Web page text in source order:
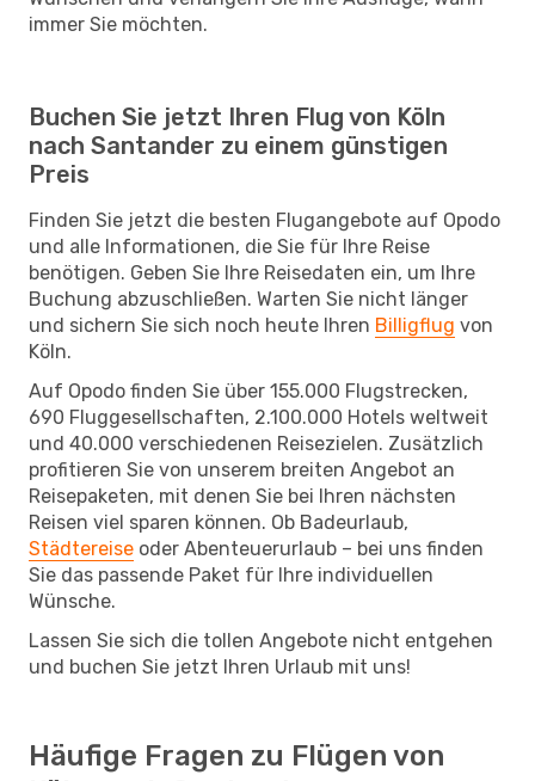
immer Sie möchten.
Buchen Sie jetzt Ihren Flug von Köln
nach Santander zu einem günstigen
Preis
Finden Sie jetzt die besten Flugangebote auf Opodo
und alle Informationen, die Sie für Ihre Reise
benötigen. Geben Sie Ihre Reisedaten ein, um Ihre
Buchung abzuschließen. Warten Sie nicht länger
und sichern Sie sich noch heute Ihren Billigflug von
Köln.
Auf Opodo finden Sie über 155.000 Flugstrecken,
690 Fluggesellschaften, 2.100.000 Hotels weltweit
und 40.000 verschiedenen Reisezielen. Zusätzlich
profitieren Sie von unserem breiten Angebot an
Reisepaketen, mit denen Sie bei Ihren nächsten
Reisen viel sparen können. Ob Badeurlaub,
Städtereise oder Abenteuerurlaub – bei uns finden
Sie das passende Paket für Ihre individuellen
Wünsche.
Lassen Sie sich die tollen Angebote nicht entgehen
und buchen Sie jetzt Ihren Urlaub mit uns!
Häufige Fragen zu Flügen von